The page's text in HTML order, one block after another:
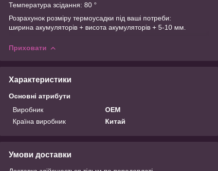
Температура зсідання: 80 °
Розрахунок розміру термоусадки під ваші потреби:
ширина акумуляторів + висота акумуляторів + 5-10 мм.
Приховати
Характеристики
Основні атрибути
Виробник
OEM
Країна виробник
Китай
Умови доставки